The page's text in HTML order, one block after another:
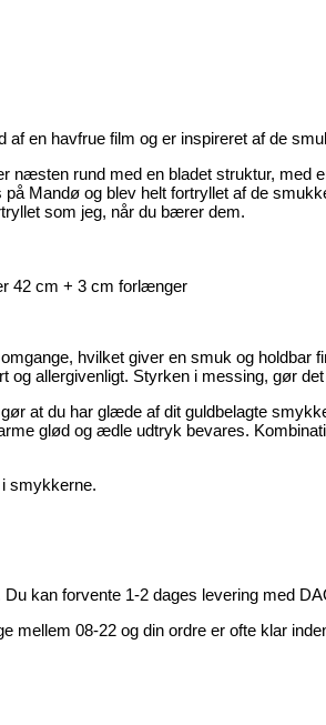
en havfrue film og er inspireret af de
næsten rund med en bladet struktur,
Mandø og blev helt fortryllet af de
som jeg, når du bærer dem.
42 cm + 3 cm forlænger
hvilket giver en smuk og
og allergivenligt. Styrken i messing, gør
at du har glæde af dit guldbelagte
glød og ædle udtryk bevares.
smykkerne.
kan forvente 1-2 dages levering med
mellem 08-22 og din ordre er ofte klar